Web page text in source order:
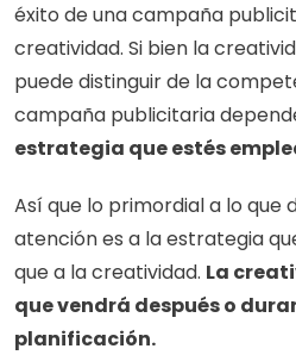
éxito de una campaña
creatividad. Si bien la
puede distinguir de la
campaña publicitaria
estrategia que estés
Así que lo primordial a lo
atención es a la estrategia
que a la creatividad. La
que vendrá después o
planificación.